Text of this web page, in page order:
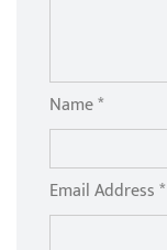
Name *
Email Address *